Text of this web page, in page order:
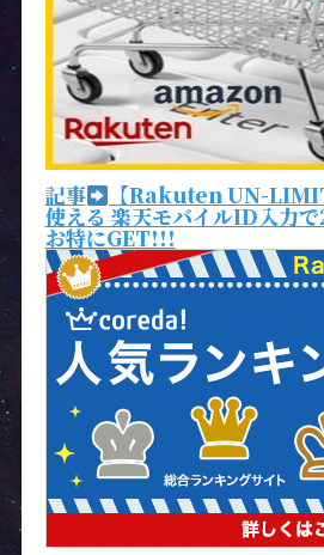
記事 【Rakuten UN-
使える 楽天モバイルID入力
お特にGET!!!